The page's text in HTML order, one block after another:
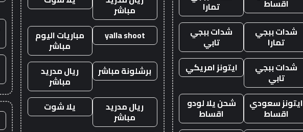
اقساط
تمارا
شدات ببجي
تمارا
شدات ببجي
تابي
شدات ببجي
تابي
ايتونز امريكي
ايتونز سعودي
اقساط
شحن يلا لودو
اقساط
مباشر
yalla shoot مباريات اليوم
مباشر
برشلونة مباشر
ريال مدريد
مباشر
ريال مدريد
مباشر
يلا شوت